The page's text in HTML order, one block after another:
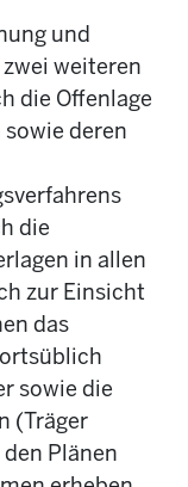
und
weiteren
die Offenlage
deren
die
in allen
zur Einsicht
das
sowie die
(Träger
Plänen